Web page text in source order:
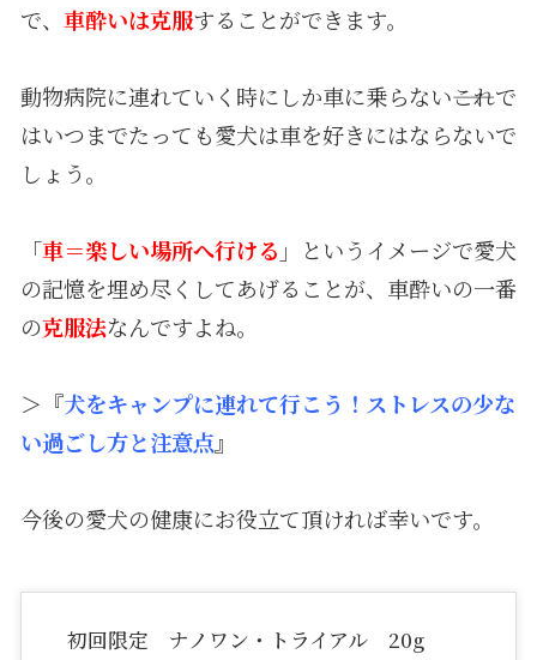
で、 車酔いは克服することができます。
動物病院に連れていく時にしか車に乗らない――これで
はいつまでたっても愛犬は車を好きにはならないで
しょう。
「車＝楽しい場所へ行ける 」というイメージで愛犬
の記憶を埋め尽くしてあげることが、車酔いの一番
の克服法なんですよね。
＞『犬をキャンプに連れて行こう！ストレスの少な
い過ごし方と注意点』
今後の愛犬の健康にお役立て頂ければ幸いです。
初回限定 ナノワン・トライアル 20g